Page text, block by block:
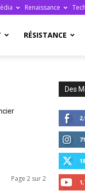
Renaissance
RÉSISTANCE
Page 2 sur 2
Des
71